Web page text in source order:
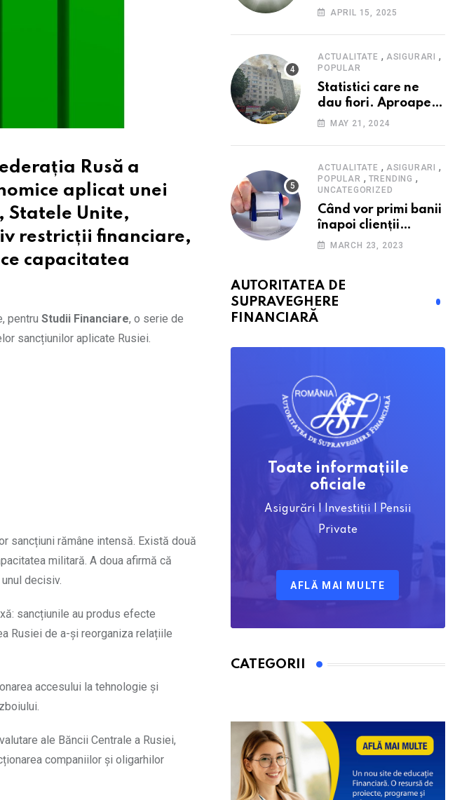
Rusă a
aplicat unei
Statele Unite,
restricții financiare,
capacitatea
pentru Studii Financiare, o serie de
sancțiunilor aplicate Rusiei.
sancțiuni rămâne intensă. Există două
militară. A doua afirmă că
decisiv.
sancțiunile au produs efecte
Rusiei de a-și reorganiza relațiile
accesului la tehnologie și
ale Băncii Centrale a Rusiei,
companiilor și oligarhilor
Consumatorii caută
scumpirilor, mai ales
la alimente
APRIL 15, 2025
ACTUALITATE , ASIGURARI ,
POPULAR
Statistici care ne
dau fiori. Aproape
20 de case ard zilnic
pagubele au
explodat. Cum te
poți proteja cu nici
40 de lei pe lună
MAY 21, 2024
ACTUALITATE , ASIGURARI ,
POPULAR , TRENDING ,
UNCATEGORIZED
Când vor primi banii
înapoi clienții
Euroins care
toate termenele
MARCH 23, 2023
AUTORITATEA DE
SUPRAVEGHERE
FINANCIARĂ
Toate informațiile
oficiale
Asigurări | Investiții | Pensii
Private
AFLĂ MAI MULTE
CATEGORII